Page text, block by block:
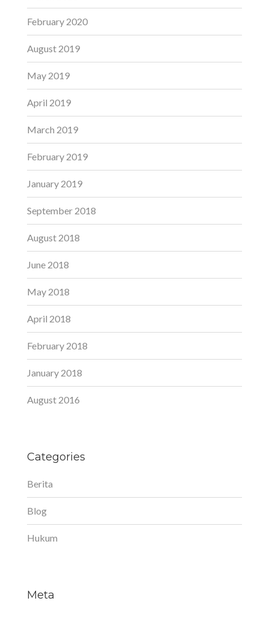
February 2020
August 2019
May 2019
April 2019
March 2019
February 2019
January 2019
September 2018
August 2018
June 2018
May 2018
April 2018
February 2018
January 2018
August 2016
Categories
Berita
Blog
Hukum
Meta